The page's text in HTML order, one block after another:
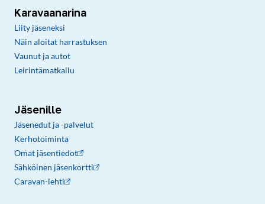
Karavaanarina
Liity jäseneksi
Näin aloitat harrastuksen
Vaunut ja autot
Leirintämatkailu
Jäsenille
Jäsenedut ja -palvelut
Kerhotoiminta
Omat jäsentiedot
Sähköinen jäsenkortti
Caravan-lehti